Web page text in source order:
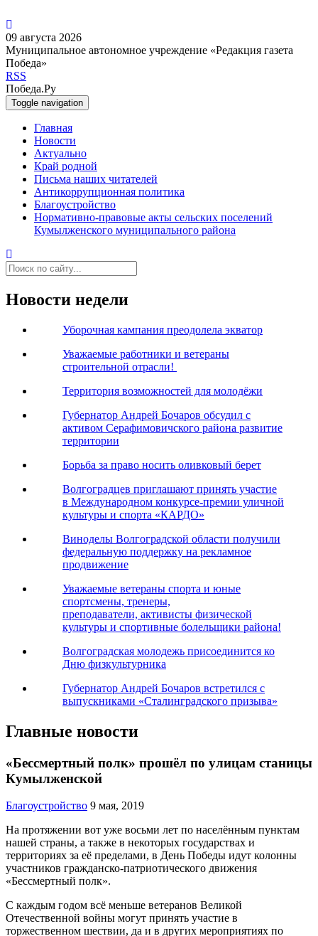
09 августа 2026
Муниципальное автономное учреждение «Редакция газета
Победа»
RSS
Победа.Ру
Toggle navigation
Главная
Новости
Актуально
Край родной
Письма наших читателей
Антикоррупционная политика
Благоустройство
Нормативно-правовые акты сельских поселений
Кумылженского муниципального района
Новости недели
Уборочная кампания преодолела экватор
Уважаемые работники и ветераны
строительной отрасли!
Территория возможностей для молодёжи
Губернатор Андрей Бочаров обсудил с
активом Серафимовичского района развитие
территории
Борьба за право носить оливковый берет
Волгоградцев приглашают принять участие
в Международном конкурсе-премии уличной
культуры и спорта «КАРДО»
Виноделы Волгоградской области получили
федеральную поддержку на рекламное
продвижение
Уважаемые ветераны спорта и юные
спортсмены, тренеры,
преподаватели, активисты физической
культуры и спортивные болельщики района!
Волгоградская молодежь присоединится ко
Дню физкультурника
Губернатор Андрей Бочаров встретился с
выпускниками «Сталинградского призыва»
Главные новости
«Бессмертный полк» прошёл по улицам станицы
Кумылженской
Благоустройство 9 мая, 2019
На протяжении вот уже восьми лет по населённым пунктам
нашей страны, а также в некоторых государствах и
территориях за её пределами, в День Победы идут колонны
участников гражданско-патриотического движения
«Бессмертный полк».
С каждым годом всё меньше ветеранов Великой
Отечественной войны могут принять участие в
торжественном шествии, да и в других мероприятиях по